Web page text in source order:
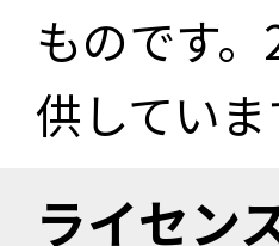
ものです
供していま
ライセン